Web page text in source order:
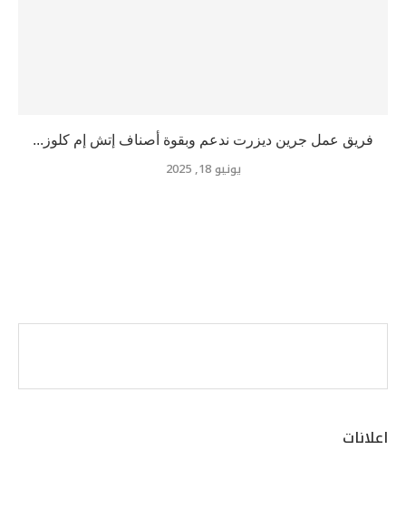
فريق عمل جرين ديزرت ندعم وبقوة أصناف إتش إم كلوز...
يونيو 18, 2025
اعلانات